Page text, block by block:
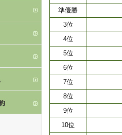
準優勝
3位
4位
5位
6位
7位
8位
9位
10位